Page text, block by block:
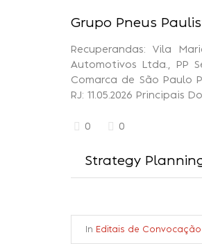
Grupo Pneus
Recuperandas: Vila
Automotivos Ltda., PP
Comarca de São Paulo
RJ: 11.05.2026 Principais
0 0
Strategy
In Editais de Convocação